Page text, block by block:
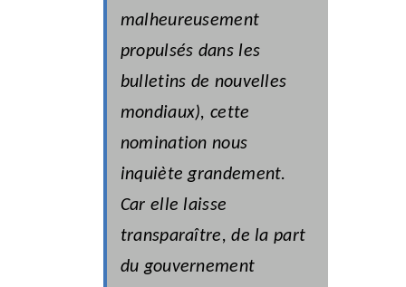
malheureusement
propulsés dans les
bulletins de nouvelles
mondiaux), cette
nomination nous
inquiète grandement.
Car elle laisse
transparaître, de la part
du gouvernement